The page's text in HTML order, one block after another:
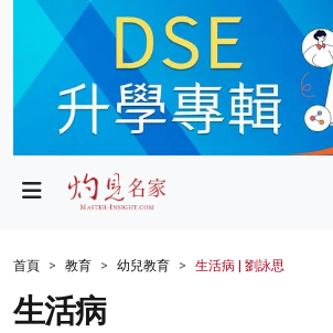
政局
財經
生活
首頁 教育 幼兒教育 生活病 | 劉詠思
生活病